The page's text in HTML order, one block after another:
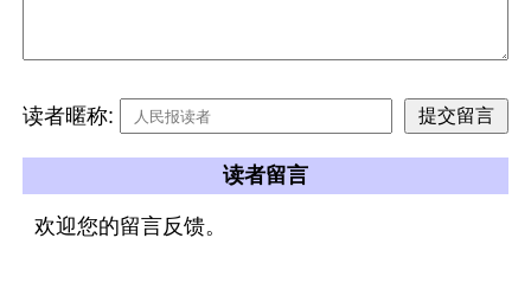
读者暱称:
读者留言
欢迎您的留言反馈。